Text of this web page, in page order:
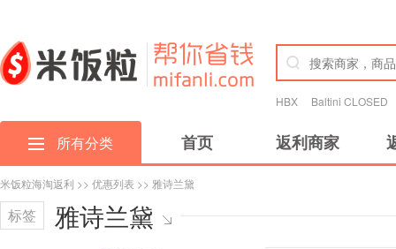
HBX Baltini CLOSED
所有分类 首页 返利商家
米饭粒海淘返利 >> 优惠列表 >> 雅诗兰黛
标签 雅诗兰黛